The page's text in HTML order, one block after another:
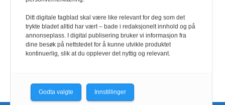
Ditt digitale fagblad skal være like relevant for deg som det
trykte bladet alltid har vært – bade i redaksjonelt innhold og på
annonseplass. I digital publisering bruker vi informasjon fra
dine besøk på nettstedet for å kunne utvikle produktet
kontinuerlig, slik at du opplever det nyttig og relevant.
Godta valgte Innstillinger